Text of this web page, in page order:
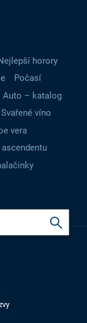
horory
Počasí
Auto – katalog
Svařené víno
vera